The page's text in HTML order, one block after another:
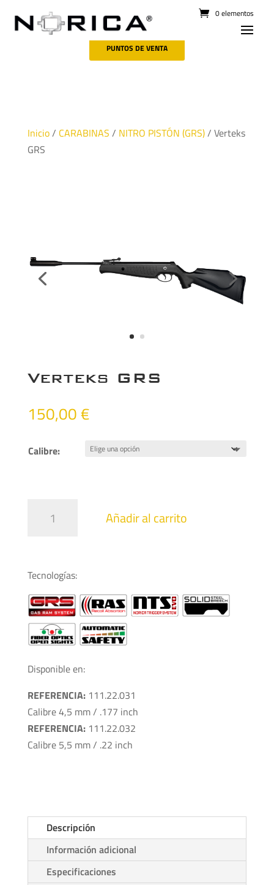
0 elementos
PUNTOS DE VENTA
Inicio/ CARABINAS / NITRO PISTÓN (GRS)/ Verteks
GRS
Verteks GRS
150,00€
Calibre:
Añadir al carrito
Tecnologías:
Disponible en:
REFERENCIA: 111.22.031
Calibre 4,5 mm / .177 inch
REFERENCIA: 111.22.032
Calibre 5,5 mm / .22 inch
Descripción
Información adicional
Especificaciones